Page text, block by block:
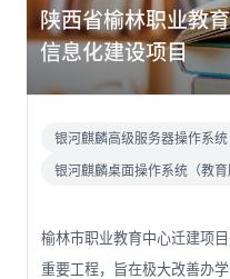
陕西省榆林职业教
信息化建设项目
银河麒麟高级服务器操作系统
银河麒麟桌面操作系统（教育
榆林市职业教育中心迁建项
重要工程，旨在极大改善办